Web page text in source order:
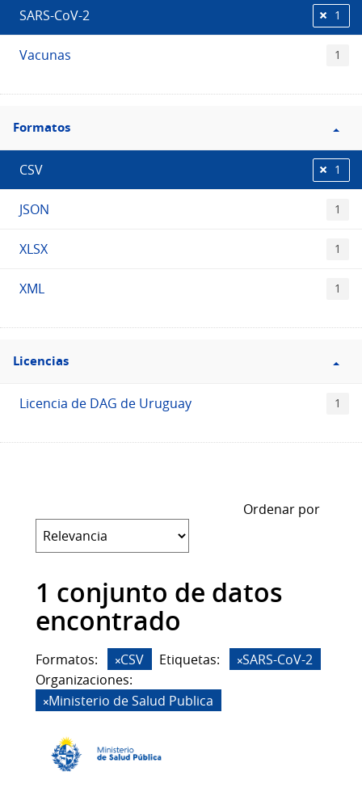
SARS-CoV-2 1
Vacunas 1
Filtro
Formatos
Formatos
CSV 1
JSON 1
XLSX 1
XML 1
Filtro
Licencias
Licencias
Licencia de DAG de Uruguay 1
Ordenar por
1 conjunto de datos
encontrado
Formatos: CSV Etiquetas:
SARS-CoV-2
Organizaciones:
Ministerio de Salud Publica